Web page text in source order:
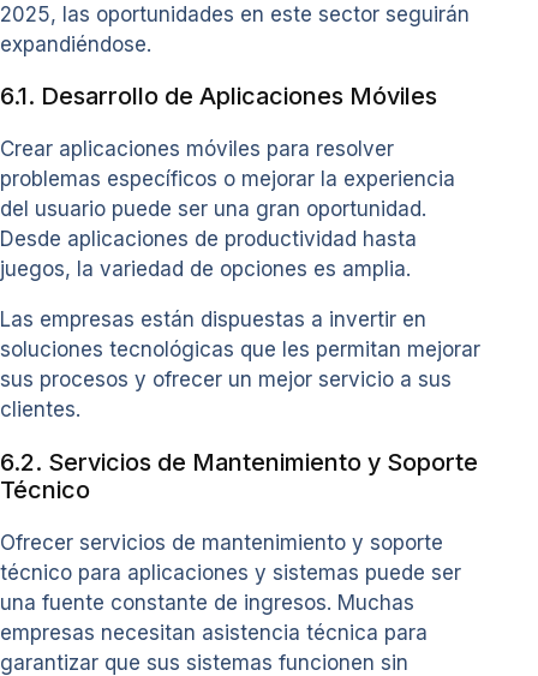
2025, las oportunidades en este sector seguirán
expandiéndose.
6.1. Desarrollo de Aplicaciones Móviles
Crear aplicaciones móviles para resolver
problemas específicos o mejorar la experiencia
del usuario puede ser una gran oportunidad.
Desde aplicaciones de productividad hasta
juegos, la variedad de opciones es amplia.
Las empresas están dispuestas a invertir en
soluciones tecnológicas que les permitan mejorar
sus procesos y ofrecer un mejor servicio a sus
clientes.
6.2. Servicios de Mantenimiento y Soporte
Técnico
Ofrecer servicios de mantenimiento y soporte
técnico para aplicaciones y sistemas puede ser
una fuente constante de ingresos. Muchas
empresas necesitan asistencia técnica para
garantizar que sus sistemas funcionen sin